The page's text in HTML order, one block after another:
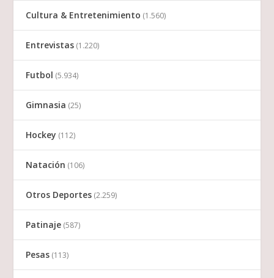
Cultura & Entretenimiento (1.560)
Entrevistas (1.220)
Futbol (5.934)
Gimnasia (25)
Hockey (112)
Natación (106)
Otros Deportes (2.259)
Patinaje (587)
Pesas (113)